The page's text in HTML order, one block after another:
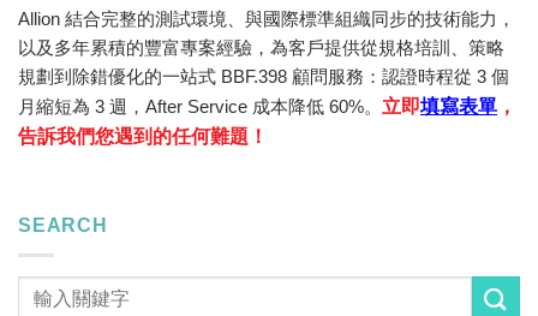
Allion 結合完整的測試環境、與國際標準組織同步的技術能力，
以及多年累積的豐富專案經驗，為客戶提供從規格培訓、策略
規劃到除錯優化的一站式 BBF.398 顧問服務：認證時程從 3 個
月縮短為 3 週，After Service 成本降低 60%。 立即填寫表單 ，
告訴我們您遇到的任何難題！
SEARCH